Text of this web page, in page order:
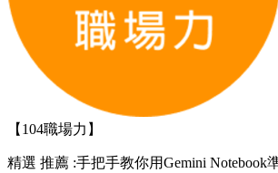
【104職場力】
精選 推薦 :手把手教你用Gemini Notebook